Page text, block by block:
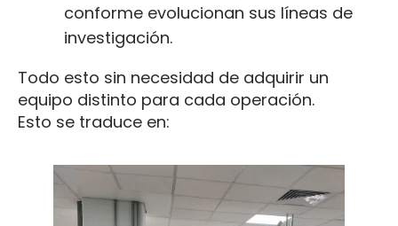
conforme evolucionan sus líneas de
investigación.
Todo esto sin necesidad de adquirir un
equipo distinto para cada operación.
Esto se traduce en: